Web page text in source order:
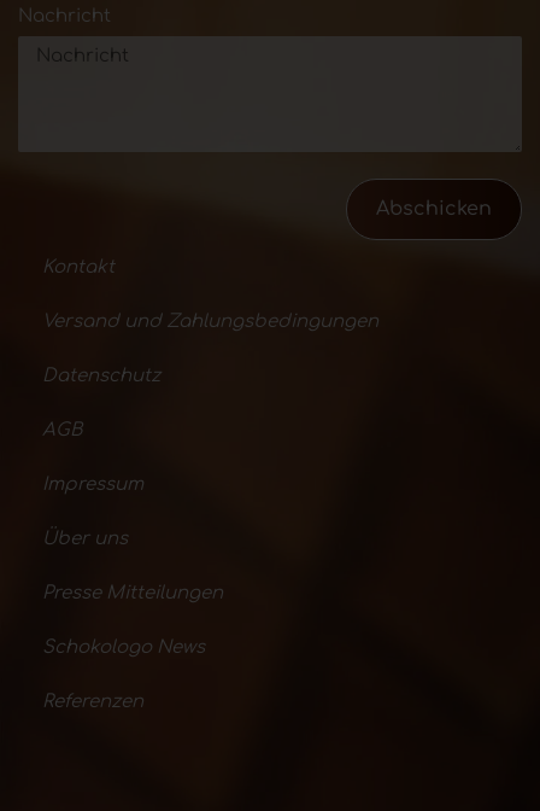
Nachricht
Abschicken
Kontakt
Versand und Zahlungsbedingungen
Datenschutz
AGB
Impressum
Über uns
Presse Mitteilungen
Schokologo News
Referenzen